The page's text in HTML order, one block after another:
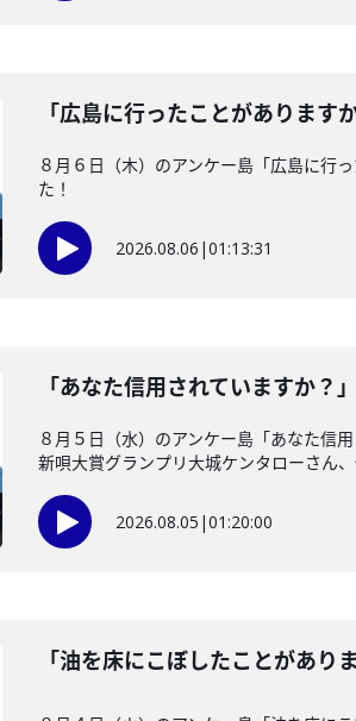
「広島に行ったことがありますか
８月６日（木）のアンケー島「広島に行
た！
2026.08.06 |01:13:31
「あなた信用されていますか？」
８月５日（水）のアンケー島「あなた信
新唄大賞グランプリ大城ケンタローさん
2026.08.05 |01:20:00
「油を床にこぼしたことがあり